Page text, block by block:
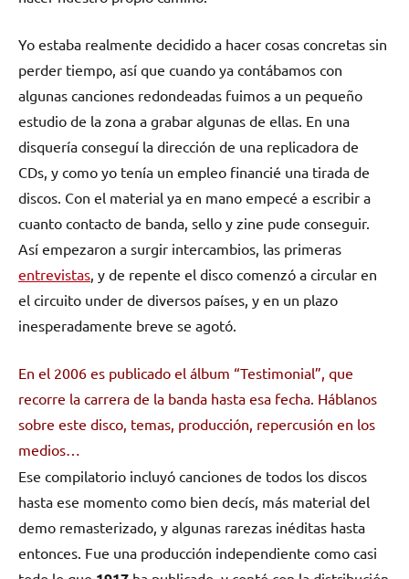
Yo estaba realmente decidido a hacer cosas concretas sin
perder tiempo, así que cuando ya contábamos con
algunas canciones redondeadas fuimos a un pequeño
estudio de la zona a grabar algunas de ellas. En una
disquería conseguí la dirección de una replicadora de
CDs, y como yo tenía un empleo financié una tirada de
discos. Con el material ya en mano empecé a escribir a
cuanto contacto de banda, sello y zine pude conseguir.
Así empezaron a surgir intercambios, las primeras
entrevistas , y de repente el disco comenzó a circular en
el circuito under de diversos países, y en un plazo
inesperadamente breve se agotó.
En el 2006 es publicado el álbum “Testimonial”, que
recorre la carrera de la banda hasta esa fecha. Háblanos
sobre este disco, temas, producción, repercusión en los
medios…
Ese compilatorio incluyó canciones de todos los discos
hasta ese momento como bien decís, más material del
demo remasterizado, y algunas rarezas inéditas hasta
entonces. Fue una producción independiente como casi